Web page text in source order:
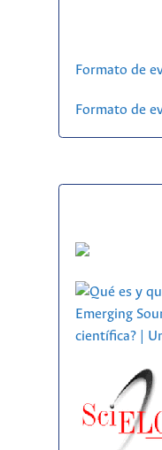
Formato de
Formato de